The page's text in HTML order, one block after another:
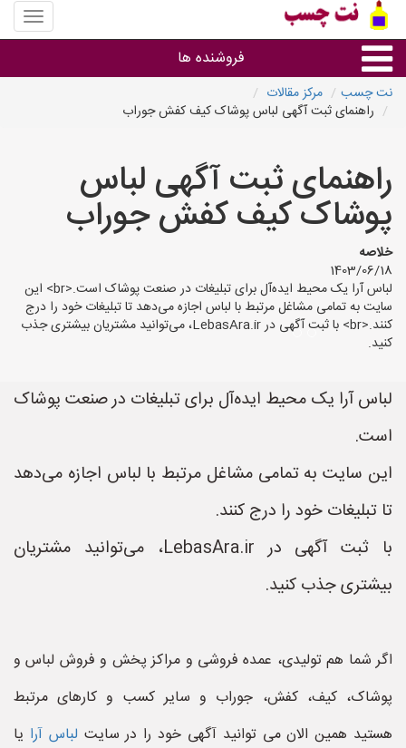
منوی
سایت
چسب
فروشنده ها
گروه ها
استان ها
نت چسب
مرکز مقالات
راهنمای ثبت آگهی لباس پوشاک کیف کفش جوراب
راهنمای ثبت آگهی لباس
پوشاک کیف کفش جوراب
خلاصه
1403/06/18
لباس آرا یک محیط ایده‌آل برای تبلیغات در صنعت پوشاک است.<br> این
سایت به تمامی مشاغل مرتبط با لباس اجازه می‌دهد تا تبلیغات خود را درج
کنند.<br> با ثبت آگهی در LebasAra.ir، می‌توانید مشتریان بیشتری جذب
کنید.
لباس آرا یک محیط ایده‌آل برای تبلیغات در صنعت پوشاک
است.
این سایت به تمامی مشاغل مرتبط با لباس اجازه می‌دهد
تا تبلیغات خود را درج کنند.
با ثبت آگهی در LebasAra.ir، می‌توانید مشتریان
بیشتری جذب کنید.
اگر شما هم تولیدی، عمده فروشی و مراکز پخش و فروش لباس و
پوشاک، کیف، کفش، جوراب و سایر کسب و کارهای مرتبط
هستید همین الان می توانید آگهی خود را در سایت لباس آرا یا